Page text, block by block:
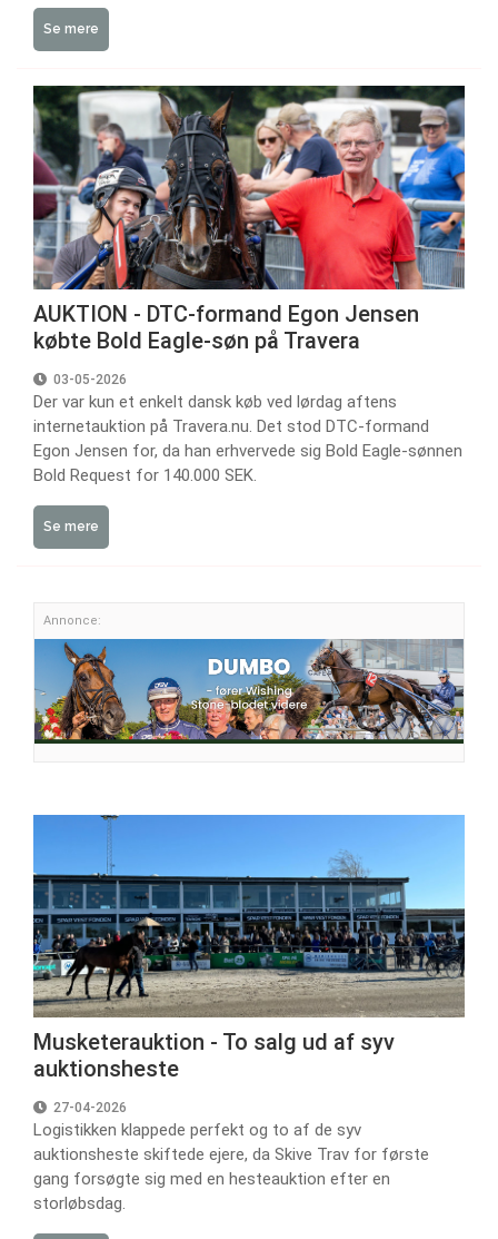
Se mere
AUKTION - DTC-formand Egon Jensen
købte Bold Eagle-søn på Travera
03-05-2026
Der var kun et enkelt dansk køb ved lørdag aftens
internetauktion på Travera.nu. Det stod DTC-formand
Egon Jensen for, da han erhvervede sig Bold Eagle-sønnen
Bold Request for 140.000 SEK.
Se mere
Annonce:
Musketerauktion - To salg ud af syv
auktionsheste
27-04-2026
Logistikken klappede perfekt og to af de syv
auktionsheste skiftede ejere, da Skive Trav for første
gang forsøgte sig med en hesteauktion efter en
storløbsdag.